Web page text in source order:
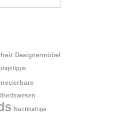
Designermöbel
Nachhaltige